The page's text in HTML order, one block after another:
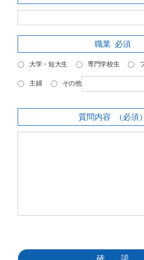
職業 必須
大学・短大生 専門学校生
主婦 その他
質問内容 （必須）